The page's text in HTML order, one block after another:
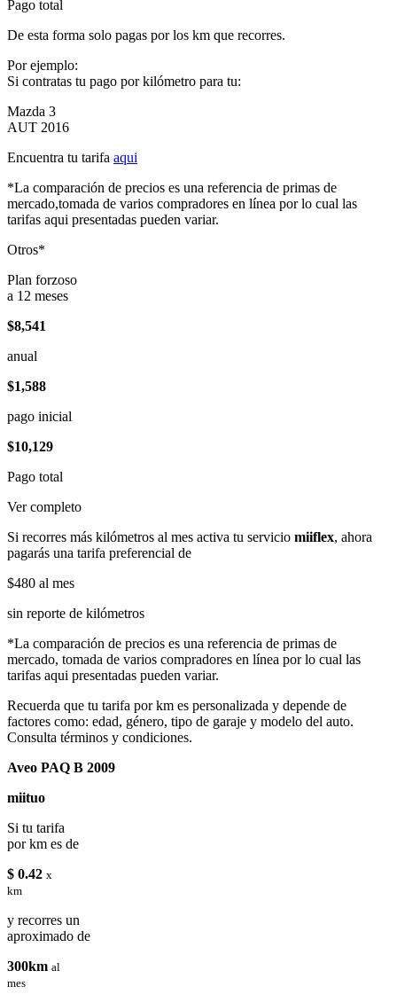
Pago total
De esta forma solo pagas por los km que recorres.
Por ejemplo:
Si contratas tu pago por kilómetro para tu:
Mazda 3
AUT 2016
Encuentra tu tarifa aqui
*La comparación de precios es una referencia de primas de
mercado,tomada de varios compradores en línea por lo cual las
tarifas aqui presentadas pueden variar.
Otros*
Plan forzoso
a 12 meses
$8,541
anual
$1,588
pago inicial
$10,129
Pago total
Ver completo
Si recorres más kilómetros al mes activa tu servicio miiflex, ahora
pagarás una tarifa preferencial de
$480 al mes
sin reporte de kilómetros
*La comparación de precios es una referencia de primas de
mercado, tomada de varios compradores en línea por lo cual las
tarifas aqui presentadas pueden variar.
Recuerda que tu tarifa por km es personalizada y depende de
factores como: edad, género, tipo de garaje y modelo del auto.
Consulta términos y condiciones.
Aveo PAQ B 2009
miituo
Si tu tarifa
por km es de
$ 0.42 x
km
y recorres un
aproximado de
300km al
mes